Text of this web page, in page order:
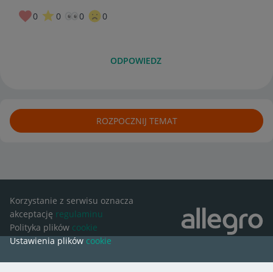
0 0 0 0
ODPOWIEDZ
ROZPOCZNIJ TEMAT
Korzystanie z serwisu oznacza
akceptację regulaminu
Polityka plików cookie
Ustawienia plików cookie